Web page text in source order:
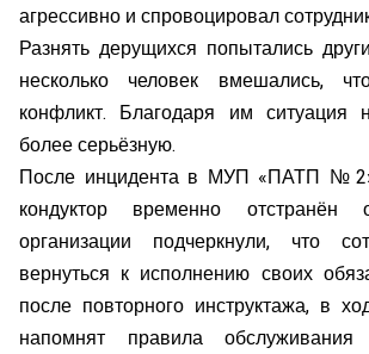
агрессивно и спровоцировал
Разнять дерущихся попытались
несколько человек вмешались,
конфликт. Благодаря им ситуация
более серьёзную.
После инцидента в МУП «ПАТП №
кондуктор временно
организации подчеркнули, что
вернуться к исполнению своих
после повторного инструктажа, в
напомнят правила